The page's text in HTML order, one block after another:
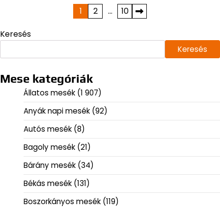
lapozása
1 2 … 10
Keresés
Keresés
Mese kategóriák
Állatos mesék (1 907)
Anyák napi mesék (92)
Autós mesék (8)
Bagoly mesék (21)
Bárány mesék (34)
Békás mesék (131)
Boszorkányos mesék (119)